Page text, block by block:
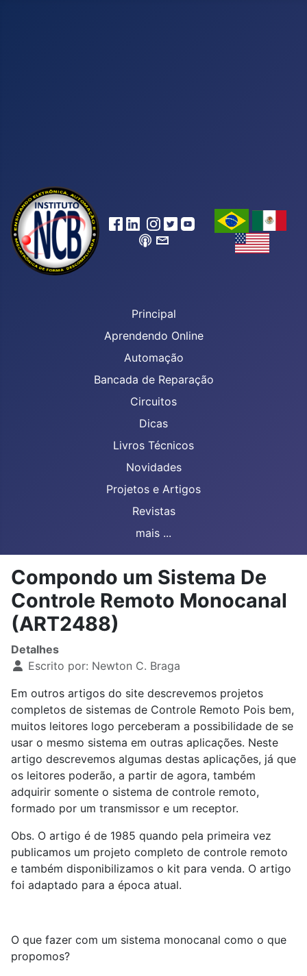
Principal
Aprendendo Online
Automação
Bancada de Reparação
Circuitos
Dicas
Livros Técnicos
Novidades
Projetos e Artigos
Revistas
mais ...
Compondo um Sistema De
Controle Remoto Monocanal
(ART2488)
Detalhes
Escrito por: Newton C. Braga
Em outros artigos do site descrevemos projetos
completos de sistemas de Controle Remoto Pois bem,
muitos leitores logo perceberam a possibilidade de se
usar o mesmo sistema em outras aplicações. Neste
artigo descrevemos algumas destas aplicações, já que
os leitores poderão, a partir de agora, também
adquirir somente o sistema de controle remoto,
formado por um transmissor e um receptor.
Obs. O artigo é de 1985 quando pela primeira vez
publicamos um projeto completo de controle remoto
e também disponibilizamos o kit para venda. O artigo
foi adaptado para a época atual.
O que fazer com um sistema monocanal como o que
propomos?